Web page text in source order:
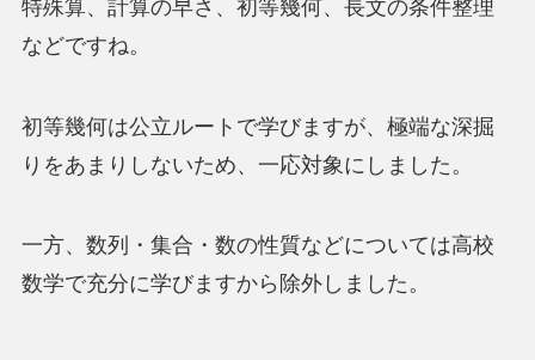
特殊算、計算の早さ、初等幾何、長文の条件整理
などですね。
初等幾何は公立ルートで学びますが、極端な深掘
りをあまりしないため、一応対象にしました。
一方、数列・集合・数の性質などについては高校
数学で充分に学びますから除外しました。